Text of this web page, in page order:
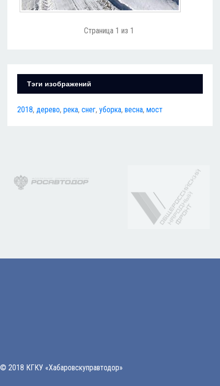
Страница 1 из 1
Тэги изображений
2018, дерево, река, снег, уборка, весна, мост
© 2018 КГКУ «Хабаровскуправтодор»